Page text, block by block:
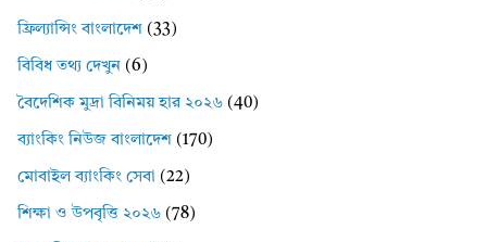
ফ্রিল্যান্সিং বাংলাদেশ (33)
বিবিধ তথ্য দেখুন (6)
বৈদেশিক মুদ্রা বিনিময় হার ২০২৬ (40)
ব্যাংকিং নিউজ বাংলাদেশ (170)
মোবাইল ব্যাংকিং সেবা (22)
শিক্ষা ও উপবৃত্তি ২০২৬ (78)